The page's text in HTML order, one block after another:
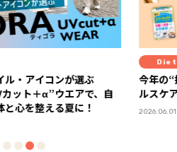
今年の“推しヘルスケア”が決定！
ルスケア大賞2026」ランキング発
2026.06.01